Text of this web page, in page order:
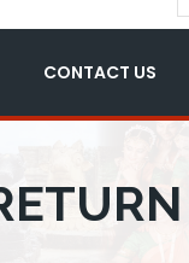
CONTACT US